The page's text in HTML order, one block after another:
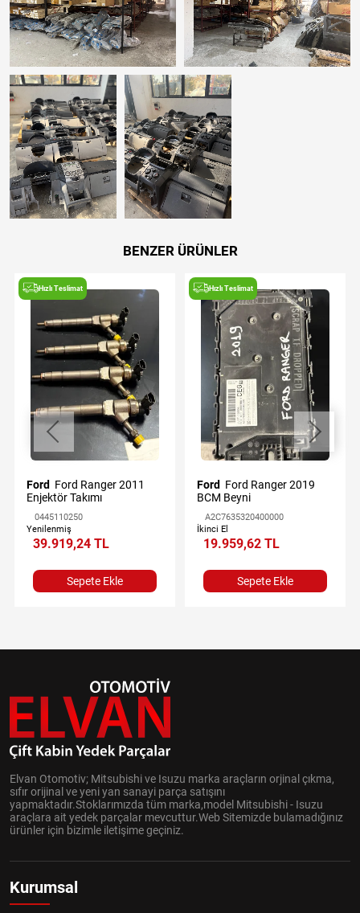
BENZER ÜRÜNLER
Hızlı Teslimat
Ford
Enjektör Takımı
0445110250
Yenilenmiş
39.919,24 TL
Sepete Ekle
Hızlı Teslimat
Ford
BCM Beyni
A2C7635320400000
İkinci El
19.959,62 TL
Sepete Ekle
Elvan Otomotiv; Mitsubishi ve Isuzu marka araçların orjinal çıkma,
sıfır orijinal ve yeni yan sanayi parça satışını
yapmaktadır.Stoklarımızda tüm marka,model Mitsubishi - Isuzu
araçlara ait yedek parçalar mevcuttur.Web Sitemizde bulamadığınız
ürünler için bizimle iletişime geçiniz.
Kurumsal